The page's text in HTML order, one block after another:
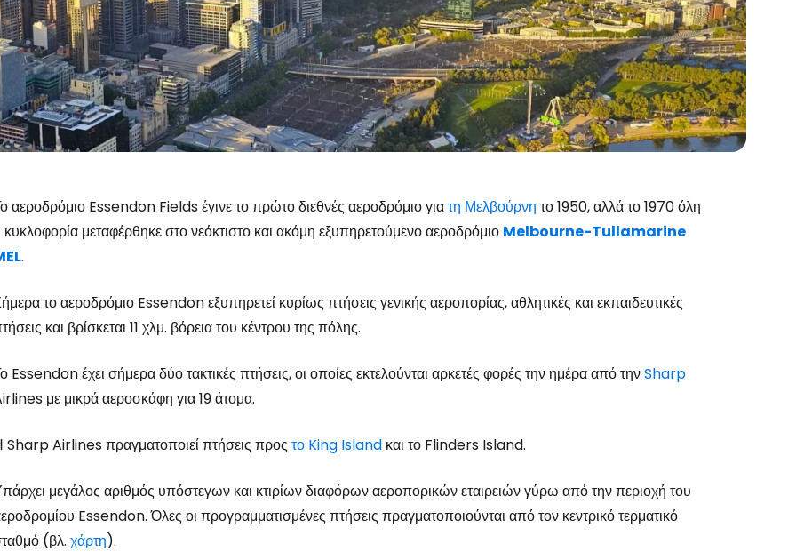
αεροδρόμιο Essendon Fields έγινε το πρώτο διεθνές αεροδρόμιο γιατη Μελβούρνη το 1950, αλλά το 1970 όλη
κυκλοφορία μεταφέρθηκε στο νεόκτιστο και ακόμη εξυπηρετούμενο αεροδρόμιο Melbourne-Tullamarine
.
το αεροδρόμιο Essendon εξυπηρετεί κυρίως πτήσεις γενικής αεροπορίας, αθλητικές και εκπαιδευτικές
και βρίσκεται 11 χλμ. βόρεια του κέντρου της πόλης.
Essendon έχει σήμερα δύο τακτικές πτήσεις, οι οποίες εκτελούνται αρκετές φορές την ημέρα από τηνSharp
με μικρά αεροσκάφη για 19 άτομα.
Sharp Airlines πραγματοποιεί πτήσεις προς το King Island και το Flinders Island.
μεγάλος αριθμός υπόστεγων και κτιρίων διαφόρων αεροπορικών εταιρειών γύρω από την περιοχή του
Essendon. Όλες οι προγραμματισμένες πτήσεις πραγματοποιούνται από τον κεντρικό τερματικό
(βλ. χάρτη).
Συνδεθείτε στο Cestee